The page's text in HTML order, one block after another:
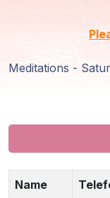
Veranstaltungen
Standorte
Linie
Programme
Meditations -
Name